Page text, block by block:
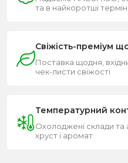
та в найкоротші
Свіжість-преміум
Поставка щодня,
чек-листи свіжості
Температурний
Охолоджені склади та
хруст і аромат